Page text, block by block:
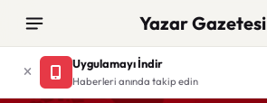
Yazar Gazetesi
Uygulamayı İndir
Haberleri anında takip edin